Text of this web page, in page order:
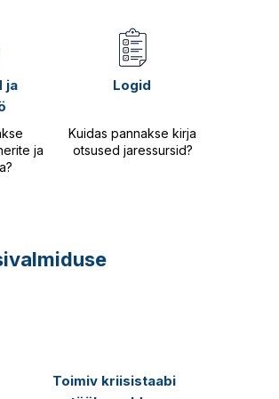
ja
ja
Logid
Kuidas pannakse kirja
otsused jaressursid?
Toimiv kriisistaabi